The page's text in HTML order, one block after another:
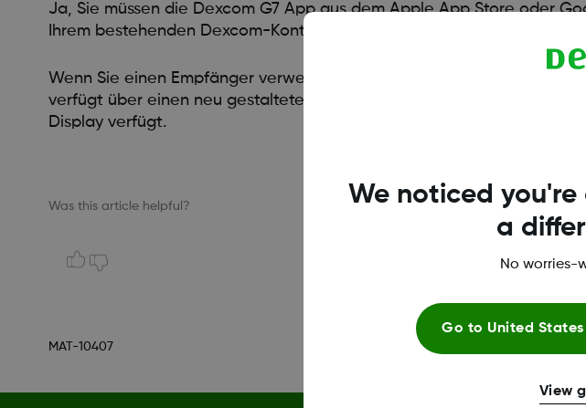
Ja, Sie müssen die Dexcom G7 App aus dem Apple App Store oder
Ihrem bestehenden Dexcom-Konto an, und die App führt Sie durch die
Wenn Sie einen Empfänger verwenden: Der Dexcom G6-Empfänger
verfügt über einen neu gestalteten fakultativen Empfänger, der
Display verfügt.
Was this article helpful?
MAT-10407
We noticed you're
a
No worries-
Go to United States
View